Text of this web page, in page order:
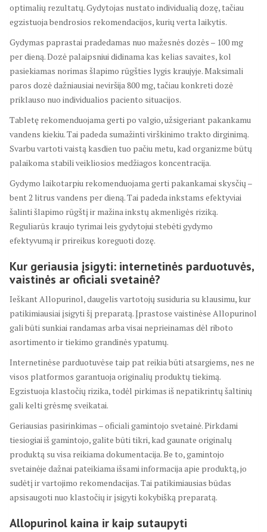
optimalių rezultatų. Gydytojas nustato individualią dozę, tačiau
egzistuoja bendrosios rekomendacijos, kurių verta laikytis.
Gydymas paprastai pradedamas nuo mažesnės dozės – 100 mg
per dieną. Dozė palaipsniui didinama kas kelias savaites, kol
pasiekiamas norimas šlapimo rūgšties lygis kraujyje. Maksimali
paros dozė dažniausiai neviršija 800 mg, tačiau konkreti dozė
priklauso nuo individualios paciento situacijos.
Tabletę rekomenduojama gerti po valgio, užsigeriant pakankamu
vandens kiekiu. Tai padeda sumažinti virškinimo trakto dirginimą.
Svarbu vartoti vaistą kasdien tuo pačiu metu, kad organizme būtų
palaikoma stabili veikliosios medžiagos koncentracija.
Gydymo laikotarpiu rekomenduojama gerti pakankamai skysčių –
bent 2 litrus vandens per dieną. Tai padeda inkstams efektyviai
šalinti šlapimo rūgštį ir mažina inkstų akmenligės riziką.
Reguliarūs kraujo tyrimai leis gydytojui stebėti gydymo
efektyvumą ir prireikus koreguoti dozę.
Kur geriausia įsigyti: internetinės parduotuvės,
vaistinės ar oficiali svetainė?
Ieškant Allopurinol, daugelis vartotojų susiduria su klausimu, kur
patikimiausiai įsigyti šį preparatą. Įprastose vaistinėse Allopurinol
gali būti sunkiai randamas arba visai neprieinamas dėl riboto
asortimento ir tiekimo grandinės ypatumų.
Internetinėse parduotuvėse taip pat reikia būti atsargiems, nes ne
visos platformos garantuoja originalių produktų tiekimą.
Egzistuoja klastočių rizika, todėl pirkimas iš nepatikrintų šaltinių
gali kelti grėsmę sveikatai.
Geriausias pasirinkimas – oficiali gamintojo svetainė. Pirkdami
tiesiogiai iš gamintojo, galite būti tikri, kad gaunate originalų
produktą su visa reikiama dokumentacija. Be to, gamintojo
svetainėje dažnai pateikiama išsami informacija apie produktą, jo
sudėtį ir vartojimo rekomendacijas. Tai patikimiausias būdas
apsisaugoti nuo klastočių ir įsigyti kokybišką preparatą.
Allopurinol kaina ir kaip sutaupyti